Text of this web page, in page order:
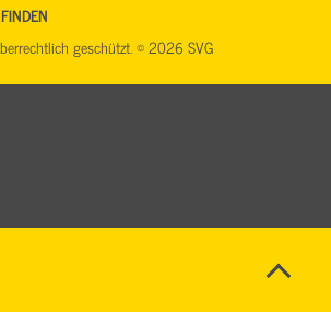
geschützt. © 2026 SVG